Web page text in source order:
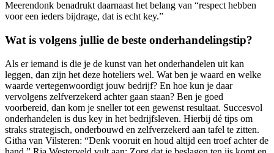
Meerendonk benadrukt daarnaast het belang van “respect hebben
voor een ieders bijdrage, dat is echt key.”
Wat is volgens jullie de beste onderhandelingstip?
Als er iemand is die je de kunst van het onderhandelen uit kan
leggen, dan zijn het deze hoteliers wel. Wat ben je waard en welke
waarde vertegenwoordigt jouw bedrijf? En hoe kun je daar
vervolgens zelfverzekerd achter gaan staan? Ben je goed
voorbereid, dan kom je sneller tot een gewenst resultaat. Succesvol
onderhandelen is dus key in het bedrijfsleven. Hierbij dé tips om
straks strategisch, onderbouwd en zelfverzekerd aan tafel te zitten.
Githa van Vilsteren: “Denk vooruit en houd altijd een troef achter de